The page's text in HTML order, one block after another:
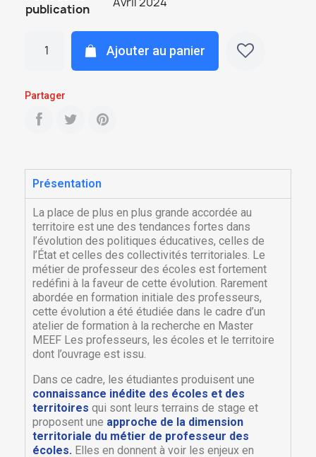
publication
Ajouter au panier
Partager
Présentation
La place de plus en plus grande accordée au
territoire est une des tendances fortes dans
l’évolution des politiques éducatives, celles de
l’État et celles des collectivités territoriales. Le
métier de professeur des écoles est fortement
redéfini à la faveur de cette évolution. Rarement
abordée en formation initiale des professeurs,
cette évolution a été étudiée dans le cadre d’un
atelier de formation à la recherche en Master
MEEF Les professeurs, les écoles et le territoire
dont l’ouvrage est issu.
Dans ce cadre, les étudiantes produisent une
connaissance inédite des écoles et des
territoires qui sont leurs terrains de stage et
proposent une approche de la dimension
territoriale du métier de professeur des
écoles. Elles en donnent à voir les enjeux en